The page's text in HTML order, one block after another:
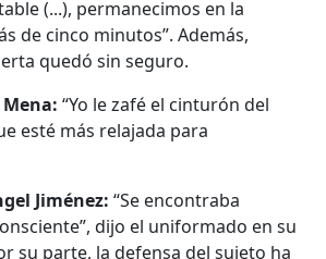
(...), permanecimos en la
de cinco minutos”. Además,
quedó sin seguro.
“Yo le zafé el cinturón del
esté más relajada para
Jiménez: “Se encontraba
dijo el uniformado en su
su parte, la defensa del sujeto ha